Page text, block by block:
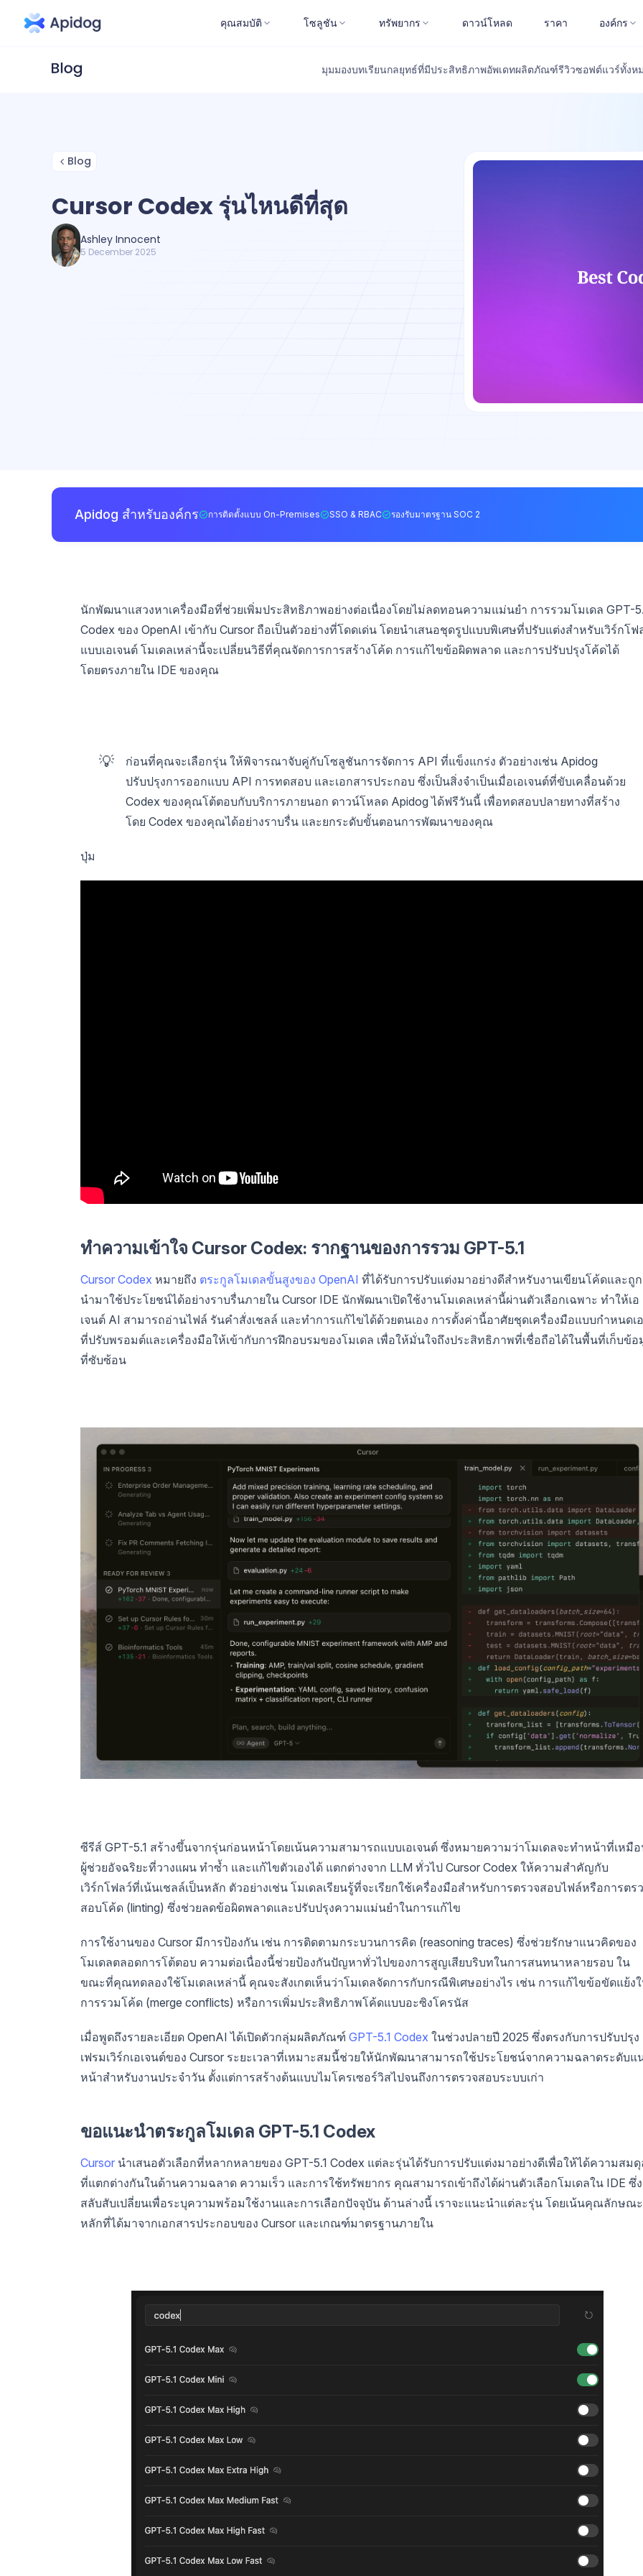
คุณสมบัติ โซลูชัน ทรัพยากร ดาวน์โหลด ราคา องค์กร
มุมมองบทเรียนกลยุทธ์ที่มีประสิทธิภาพอัพเดทผลิตภัณฑ์รีวิวซอฟต์แวร์ทั้งห
Blog
Cursor Codex รุ่นไหนดีที่สุด
Ashley Innocent
5 December 2025
Apidog สำหรับองค์กร การติดตั้งแบบ On-Premises SSO & RBAC รองรับมาตรฐาน SOC 2
นักพัฒนาแสวงหาเครื่องมือที่ช่วยเพิ่มประสิทธิภาพอย่างต่อเนื่องโดยไม่ลดทอนความแม่นยำ การรวมโมเดล GPT-
Codex ของ OpenAI เข้ากับ Cursor ถือเป็นตัวอย่างที่โดดเด่น โดยนำเสนอชุดรูปแบบพิเศษที่ปรับแต่งสำหรับเวิร์กโฟ
แบบเอเจนต์ โมเดลเหล่านี้จะเปลี่ยนวิธีที่คุณจัดการการสร้างโค้ด การแก้ไขข้อผิดพลาด และการปรับปรุงโค้ดได้
โดยตรงภายใน IDE ของคุณ
💡
ก่อนที่คุณจะเลือกรุ่น ให้พิจารณาจับคู่กับโซลูชันการจัดการ API ที่แข็งแกร่ง ตัวอย่างเช่น Apidog
ปรับปรุงการออกแบบ API การทดสอบ และเอกสารประกอบ ซึ่งเป็นสิ่งจำเป็นเมื่อเอเจนต์ที่ขับเคลื่อนด้วย
Codex ของคุณโต้ตอบกับบริการภายนอก ดาวน์โหลด Apidog ได้ฟรีวันนี้ เพื่อทดสอบปลายทางที่สร้าง
โดย Codex ของคุณได้อย่างราบรื่น และยกระดับขั้นตอนการพัฒนาของคุณ
ปุ่ม
ทำความเข้าใจ Cursor Codex: รากฐานของการรวม GPT-5.1
Cursor Codex หมายถึง ตระกูลโมเดลขั้นสูงของ OpenAI ที่ได้รับการปรับแต่งมาอย่างดีสำหรับงานเขียนโค้ดและถูก
นำมาใช้ประโยชน์ได้อย่างราบรื่นภายใน Cursor IDE นักพัฒนาเปิดใช้งานโมเดลเหล่านี้ผ่านตัวเลือกเฉพาะ ทำให้เอ
เจนต์ AI สามารถอ่านไฟล์ รันคำสั่งเชลล์ และทำการแก้ไขได้ด้วยตนเอง การตั้งค่านี้อาศัยชุดเครื่องมือแบบกำหนดเ
ที่ปรับพรอมต์และเครื่องมือให้เข้ากับการฝึกอบรมของโมเดล เพื่อให้มั่นใจถึงประสิทธิภาพที่เชื่อถือได้ในพื้นที่เก็บข้อ
ที่ซับซ้อน
ซีรีส์ GPT-5.1 สร้างขึ้นจากรุ่นก่อนหน้าโดยเน้นความสามารถแบบเอเจนต์ ซึ่งหมายความว่าโมเดลจะทำหน้าที่เหมื
ผู้ช่วยอัจฉริยะที่วางแผน ทำซ้ำ และแก้ไขตัวเองได้ แตกต่างจาก LLM ทั่วไป Cursor Codex ให้ความสำคัญกับ
เวิร์กโฟลว์ที่เน้นเชลล์เป็นหลัก ตัวอย่างเช่น โมเดลเรียนรู้ที่จะเรียกใช้เครื่องมือสำหรับการตรวจสอบไฟล์หรือการตร
สอบโค้ด (linting) ซึ่งช่วยลดข้อผิดพลาดและปรับปรุงความแม่นยำในการแก้ไข
การใช้งานของ Cursor มีการป้องกัน เช่น การติดตามกระบวนการคิด (reasoning traces) ซึ่งช่วยรักษาแนวคิดของ
โมเดลตลอดการโต้ตอบ ความต่อเนื่องนี้ช่วยป้องกันปัญหาทั่วไปของการสูญเสียบริบทในการสนทนาหลายรอบ ใน
ขณะที่คุณทดลองใช้โมเดลเหล่านี้ คุณจะสังเกตเห็นว่าโมเดลจัดการกับกรณีพิเศษอย่างไร เช่น การแก้ไขข้อขัดแย้ง
การรวมโค้ด (merge conflicts) หรือการเพิ่มประสิทธิภาพโค้ดแบบอะซิงโครนัส
เมื่อพูดถึงรายละเอียด OpenAI ได้เปิดตัวกลุ่มผลิตภัณฑ์ GPT-5.1 Codex ในช่วงปลายปี 2025 ซึ่งตรงกับการปรับปรุง
เฟรมเวิร์กเอเจนต์ของ Cursor ระยะเวลาที่เหมาะสมนี้ช่วยให้นักพัฒนาสามารถใช้ประโยชน์จากความฉลาดระดับแ
หน้าสำหรับงานประจำวัน ตั้งแต่การสร้างต้นแบบไมโครเซอร์วิสไปจนถึงการตรวจสอบระบบเก่า
ขอแนะนำตระกูลโมเดล GPT-5.1 Codex
Cursor นำเสนอตัวเลือกที่หลากหลายของ GPT-5.1 Codex แต่ละรุ่นได้รับการปรับแต่งมาอย่างดีเพื่อให้ได้ความสมดุ
ที่แตกต่างกันในด้านความฉลาด ความเร็ว และการใช้ทรัพยากร คุณสามารถเข้าถึงได้ผ่านตัวเลือกโมเดลใน IDE ซึ่ง
สลับสับเปลี่ยนเพื่อระบุความพร้อมใช้งานและการเลือกปัจจุบัน ด้านล่างนี้ เราจะแนะนำแต่ละรุ่น โดยเน้นคุณลักษณะ
หลักที่ได้มาจากเอกสารประกอบของ Cursor และเกณฑ์มาตรฐานภายใน